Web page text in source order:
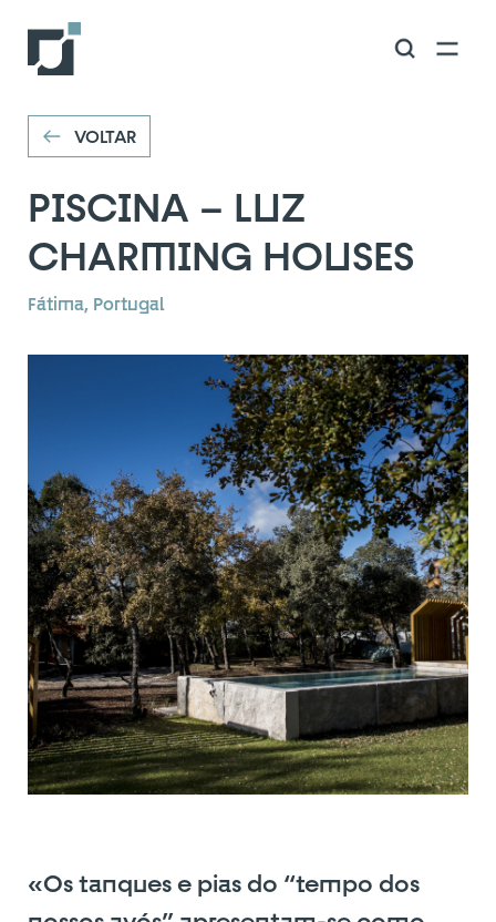
VOLTAR
PISCINA – LUZ
CHARMING HOUSES
Fátima, Portugal
«Os tanques e pias do “tempo dos